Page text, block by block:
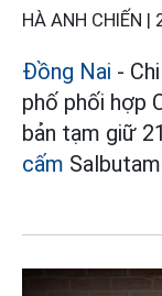
HÀ ANH CHIẾN |
Đồng Nai -
phố phối hợp
bản tạm giữ
cấm